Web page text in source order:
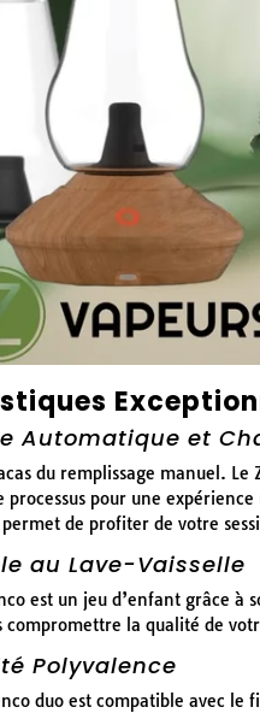
Automatique et
du remplissage manuel.
pour une
de profiter de votre
au Lave-Vaisselle
est un jeu d’enfant grâce
compromettre la qualité de
Polyvalence
duo est compatible avec